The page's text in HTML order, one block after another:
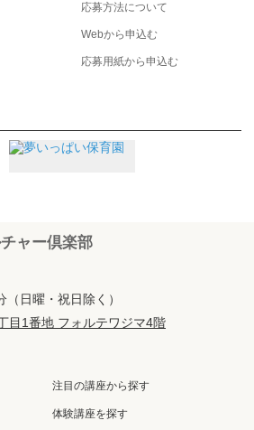
応募方法について
Webから申込む
応募用紙から申込む
ャー倶楽部
日曜・祝日除く）
目1番地 フォルテワジマ4階
注目の講座から探す
体験講座を探す